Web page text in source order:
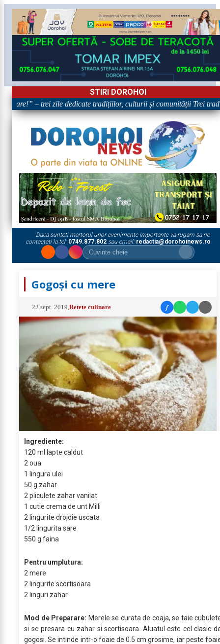
STIRI DOROHOI
– trei zile dedicate tradițiilor, culturii și comunității Trei
Daca sunteti martorul unor evenimente importante va rugam sa ne
contactati la tel: 0749.877.802sau email: redactia@dorohoinews.ro
Gogoși cu mere
22 sept. 2019 ,Retete culinare f
Ingrediente:
120 ml lapte caldut
2 oua
1 lingura ulei
50 g zahar
2 pliculete zahar vanilat
1 cutie crema de unt Milli
2 lingurite drojdie uscata
1/2 lingurita sare
550 g faina
Pentru umplutura:
2 mere
2 lingurite scortisoara
2 linguri zahar
Mod de Preparare: Merele se curata de coaja, se taie
si se presara cu zahar si scortisoara. Aluatul este cel clasic
gogosi. Se intinde intr-o foaie de 0.5 cm grosime, iar peste